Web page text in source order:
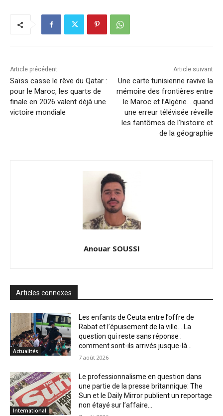
Article précédent
Saïss casse le rêve du Qatar :
pour le Maroc, les quarts de
finale en 2026 valent déjà une
victoire mondiale
Article suivant
Une carte tunisienne ravive la
mémoire des frontières entre
le Maroc et l’Algérie… quand
une erreur télévisée réveille
les fantômes de l’histoire et
de la géographie
Anouar SOUSSI
Articles connexes
Actualités
Les enfants de Ceuta entre l’offre de
Rabat et l’épuisement de la ville… La
question qui reste sans réponse :
comment sont-ils arrivés jusque-là...
7 août 2026
International
Le professionnalisme en question dans
une partie de la presse britannique: The
Sun et le Daily Mirror publient un reportage
non étayé sur l’affaire...